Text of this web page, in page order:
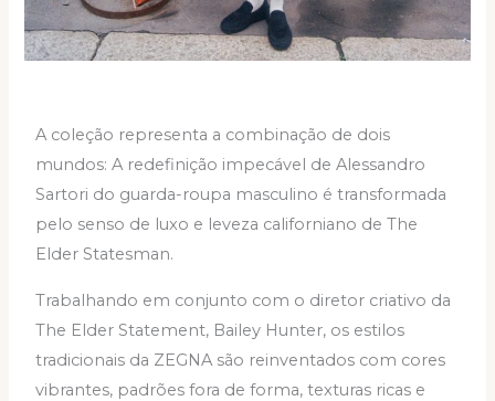
A coleção representa a combinação de dois
mundos: A redefinição impecável de Alessandro
Sartori do guarda-roupa masculino é transformada
pelo senso de luxo e leveza californiano de The
Elder Statesman.
Trabalhando em conjunto com o diretor criativo da
The Elder Statement, Bailey Hunter, os estilos
tradicionais da ZEGNA são reinventados com cores
vibrantes, padrões fora de forma, texturas ricas e